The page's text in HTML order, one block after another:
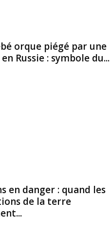
orque piégé par une
Russie : symbole du...
en danger : quand les
de la terre